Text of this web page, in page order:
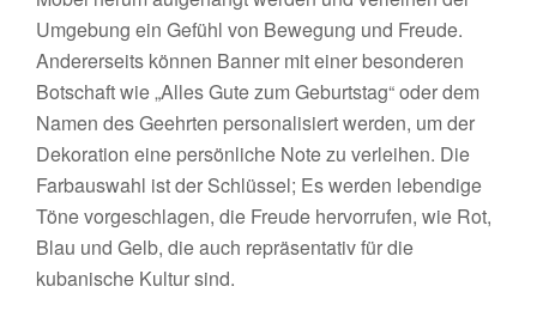
Umgebung ein Gefühl von Bewegung und Freude.
Andererseits können Banner mit einer besonderen
Botschaft wie „Alles Gute zum Geburtstag“ oder dem
Namen des Geehrten personalisiert werden, um der
Dekoration eine persönliche Note zu verleihen. Die
Farbauswahl ist der Schlüssel; Es werden lebendige
Töne vorgeschlagen, die Freude hervorrufen, wie Rot,
Blau und Gelb, die auch repräsentativ für die
kubanische Kultur sind.